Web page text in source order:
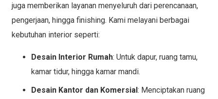
juga memberikan layanan menyeluruh dari perencanaan,
pengerjaan, hingga finishing. Kami melayani berbagai
kebutuhan interior seperti:
Desain Interior Rumah: Untuk dapur, ruang tamu,
kamar tidur, hingga kamar mandi.
Desain Kantor dan Komersial: Menciptakan ruang